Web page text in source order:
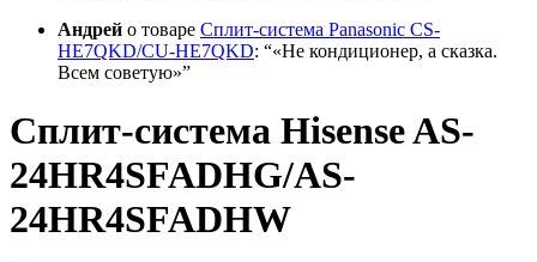
Андрей о товаре Сплит-система Panasonic CS-
HE7QKD/CU-HE7QKD:
«Не кондиционер, а сказка.
Всем советую»
Сплит-система Hisense AS-
24HR4SFADHG/AS-
24HR4SFADHW